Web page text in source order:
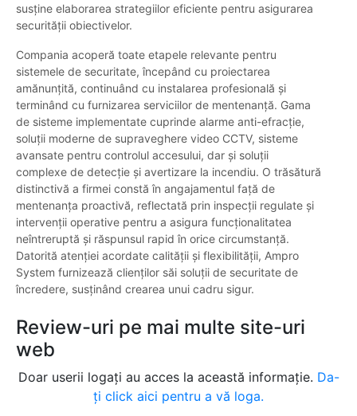
susține elaborarea strategiilor eficiente pentru asigurarea
securității obiectivelor.
Compania acoperă toate etapele relevante pentru
sistemele de securitate, începând cu proiectarea
amănunțită, continuând cu instalarea profesională și
terminând cu furnizarea serviciilor de mentenanță. Gama
de sisteme implementate cuprinde alarme anti-efracție,
soluții moderne de supraveghere video CCTV, sisteme
avansate pentru controlul accesului, dar și soluții
complexe de detecție și avertizare la incendiu. O trăsătură
distinctivă a firmei constă în angajamentul față de
mentenanța proactivă, reflectată prin inspecții regulate și
intervenții operative pentru a asigura funcționalitatea
neîntreruptă și răspunsul rapid în orice circumstanță.
Datorită atenției acordate calității și flexibilității, Ampro
System furnizează clienților săi soluții de securitate de
încredere, susținând crearea unui cadru sigur.
Review-uri pe mai multe site-uri
web
Doar userii logați au acces la această informație. Da-
ți click aici pentru a vă loga.